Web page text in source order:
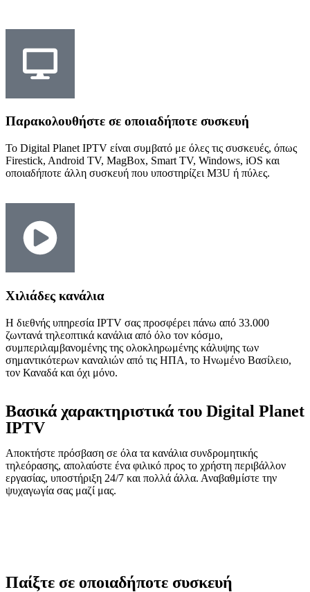
Παρακολουθήστε σε οποιαδήποτε συσκευή
Το Digital Planet IPTV είναι συμβατό με όλες τις συσκευές, όπως
Firestick, Android TV, MagBox, Smart TV, Windows, iOS και
οποιαδήποτε άλλη συσκευή που υποστηρίζει M3U ή πύλες.
Χιλιάδες κανάλια
Η διεθνής υπηρεσία IPTV σας προσφέρει πάνω από 33.000
ζωντανά τηλεοπτικά κανάλια από όλο τον κόσμο,
συμπεριλαμβανομένης της ολοκληρωμένης κάλυψης των
σημαντικότερων καναλιών από τις ΗΠΑ, το Ηνωμένο Βασίλειο,
τον Καναδά και όχι μόνο.
Βασικά χαρακτηριστικά του Digital Planet
IPTV
Αποκτήστε πρόσβαση σε όλα τα κανάλια συνδρομητικής
τηλεόρασης, απολαύστε ένα φιλικό προς το χρήστη περιβάλλον
εργασίας, υποστήριξη 24/7 και πολλά άλλα. Αναβαθμίστε την
ψυχαγωγία σας μαζί μας.
Παίξτε σε οποιαδήποτε συσκευή